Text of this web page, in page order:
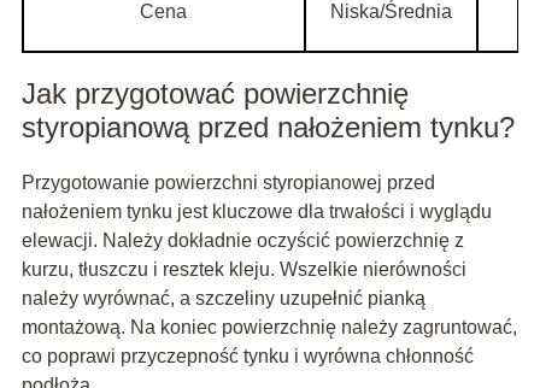
Cena Niska/Średnia
Jak przygotować powierzchnię
styropianową przed nałożeniem tynku?
Przygotowanie powierzchni styropianowej przed
nałożeniem tynku jest kluczowe dla trwałości i wyglądu
elewacji. Należy dokładnie oczyścić powierzchnię z
kurzu, tłuszczu i resztek kleju. Wszelkie nierówności
należy wyrównać, a szczeliny uzupełnić pianką
montażową. Na koniec powierzchnię należy zagruntować,
co poprawi przyczepność tynku i wyrówna chłonność